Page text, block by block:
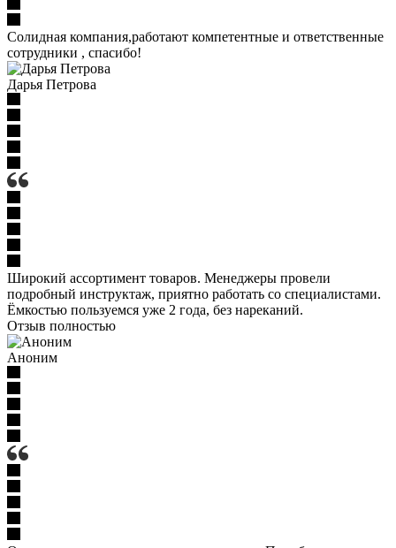
Солидная компания,работают компетентные и ответственные
сотрудники , спасибо!
Дарья Петрова
Широкий ассортимент товаров. Менеджеры провели
подробный инструктаж, приятно работать со специалистами.
Ёмкостью пользуемся уже 2 года, без нареканий.
Отзыв полностью
Аноним